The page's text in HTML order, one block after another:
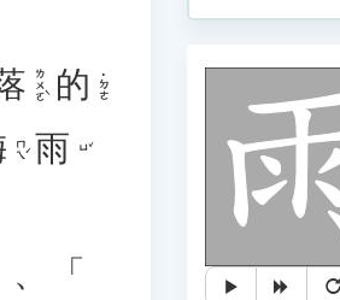
ㄌㄨㄛˋ 的 ˙ㄉㄜ
ㄇㄟˊ 雨 ㄩˇ
、「